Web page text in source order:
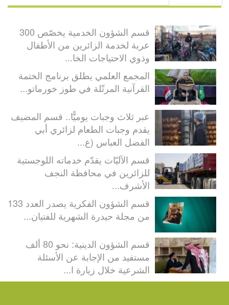
قسم الشؤون الخدمية يخصّص 300
عربة لخدمة الزائرين من الأطفال
وذوي الاحتياجات الخا...
المجمع العلمي يطلق برنامج الختمة
القرآنية المرتّلة في طوز خورماتو...
عبر ثلاث وجبات يوميًّا.. قسم المضيف
يقدم وجبات الطعام لزائري أبي
الفضل العباس (ع...
قسم الآليّات يقدّم خدماته اللوجستية
للزائرين في محافظة النجف
الأشرف...
قسم الشؤون الفكرية يصدر العدد 133
من مجلة حيدرة الشهرية للفتيان...
قسم الشؤون الدينية: نحو 80 ألف
مستفيد من الإجابة عن الأسئلة
الشرعية خلال زيارة ا...